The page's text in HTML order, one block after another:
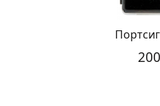
Портсигар Origin